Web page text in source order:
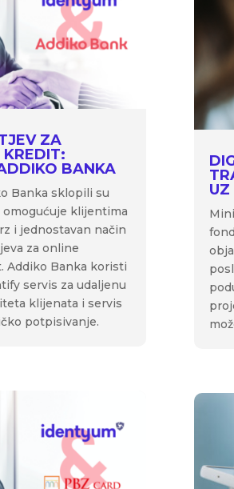
ZA
BANKA
Banka sklopili su
klijentima
i jednostavan način
za online
Addiko Banka koristi
servis za udaljenu
klijenata i servis
potpisivanje.
UZ